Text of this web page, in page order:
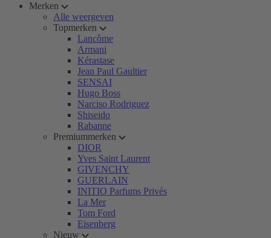
Merken
Alle weergeven
Topmerken
Lancôme
Armani
Kérastase
Jean Paul Gaultier
SENSAI
Hugo Boss
Narciso Rodriguez
Shiseido
Rabanne
Premiummerken
DIOR
Yves Saint Laurent
GIVENCHY
GUERLAIN
INITIO Parfums Privés
La Mer
Tom Ford
Eisenberg
Nieuw